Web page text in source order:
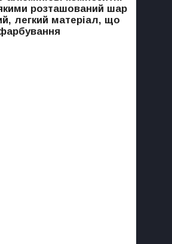
розташований шар
легкий матеріал, що